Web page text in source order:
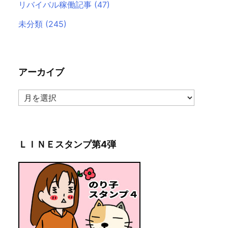
リバイバル稼働記事 (47)
未分類 (245)
アーカイブ
ア
ー
ブＬＩＮＥスタンプ第4弾